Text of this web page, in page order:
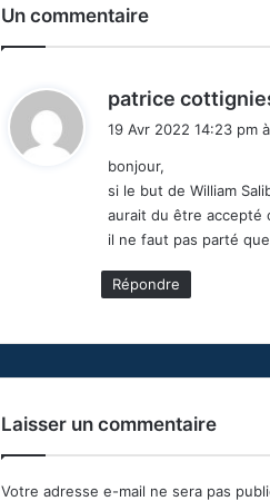
Un commentaire
patrice
19 Avr 2022 14:23 pm
bonjour,
si le but de William
aurait du être accepté
il ne faut pas parté
Répondre
Laisser un commentaire
Votre adresse e-mail ne sera pas